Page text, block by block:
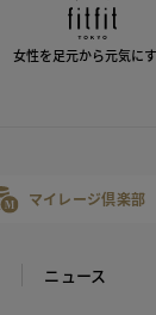
女性を足元から元気に
マイレージ倶楽部
ニュース